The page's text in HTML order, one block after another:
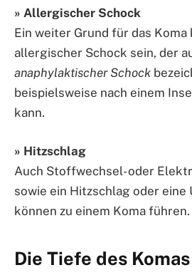
» Allergischer Schock
Ein weiter Grund für das Koma
allergischer Schock sein, der
anaphylaktischer Schock
beispielsweise nach einem
kann.
» Hitzschlag
Auch Stoffwechsel- oder
sowie ein Hitzschlag oder
können zu einem Koma führen.
Die Tiefe des Komas